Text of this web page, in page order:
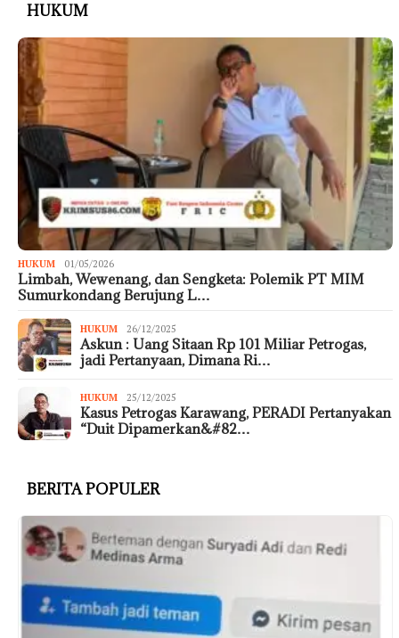
HUKUM
HUKUM 01/05/2026
Limbah, Wewenang, dan Sengketa: Polemik PT MIM
Sumurkondang Berujung L…
HUKUM 26/12/2025
Askun : Uang Sitaan Rp 101 Miliar Petrogas,
jadi Pertanyaan, Dimana Ri…
HUKUM 25/12/2025
Kasus Petrogas Karawang, PERADI Pertanyakan
“Duit Dipamerkan&#82…
BERITA POPULER